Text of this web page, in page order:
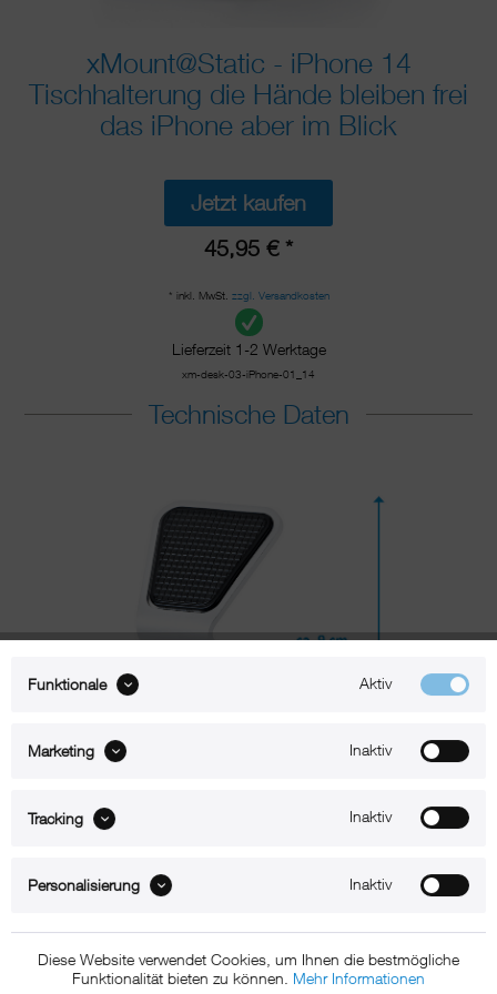
xMount@Static - iPhone 14
Tischhalterung die Hände bleiben frei
das iPhone aber im Blick
Jetzt kaufen
45,95 € *
* inkl. MwSt. zzgl. Versandkosten
Lieferzeit 1-2 Werktage
xm-desk-03-iPhone-01_14
Technische Daten
Der xMount Static ist der aufs Wesentliche reduzierte Design-iPhone
Funktionale Aktiv
Marketing Inaktiv
Tracking Inaktiv
Personalisierung Inaktiv
Diese Website verwendet Cookies, um Ihnen die bestmögliche
Funktionalität bieten zu können. Mehr Informationen